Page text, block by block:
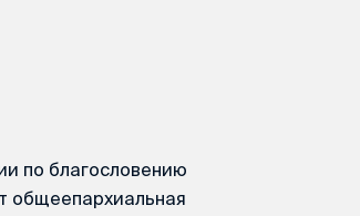
по благословению
общеепархиальная